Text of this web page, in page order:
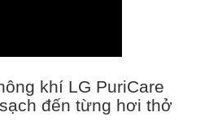
khí LG PuriCare
đến từng hơi thở